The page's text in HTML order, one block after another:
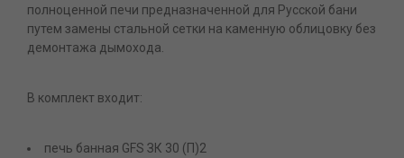
полноценной печи предназначенной для Русской бани
путем замены стальной сетки на каменную облицовку без
демонтажа дымохода.
В комплект входит:
печь банная GFS ЗК 30 (П)2